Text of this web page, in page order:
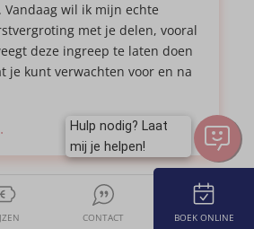
Vandaag wil ik mijn echte
met je delen, vooral
deze ingreep te laten doen
je kunt verwachten voor en na
CONTACT BOEK ONLINE
Hulp nodig? Laat
mij je helpen!